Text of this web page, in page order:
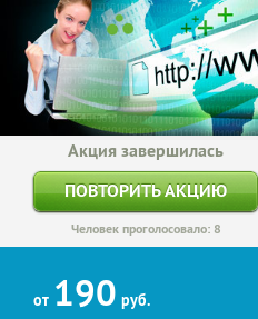
Акция завершилась
ПОВТОРИТЬ АКЦИЮ
Человек проголосовало: 8
от 190 руб.